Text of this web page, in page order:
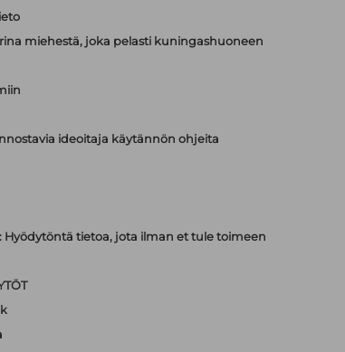
miehestä, joka pelasti kuningashuoneen
ideoitaja käytännön ohjeita
Hyödytöntä tietoa, jota ilman et tule toimeen